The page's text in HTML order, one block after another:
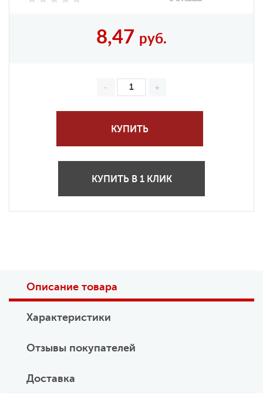
8,47 руб.
КУПИТЬ
КУПИТЬ В 1 КЛИК
Описание товара
Характеристики
Отзывы покупателей
Доставка